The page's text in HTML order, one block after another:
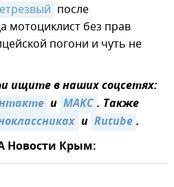
после
мотоциклист без прав
погони и чуть не
ищите в наших соцсетях:
и МАКС. Также
и Rutube.
Новости Крым: